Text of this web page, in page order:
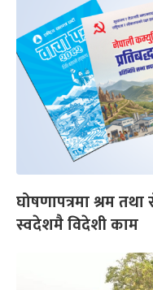
घोषणापत्रमा श्रम
स्वदेशमै विदेशी काम